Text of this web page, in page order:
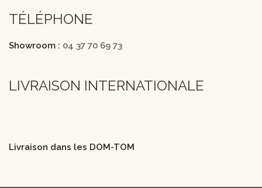
TÉLÉPHONE
Showroom : 04 37 70 69 73
LIVRAISON INTERNATIONALE
Livraison dans les DOM-TOM